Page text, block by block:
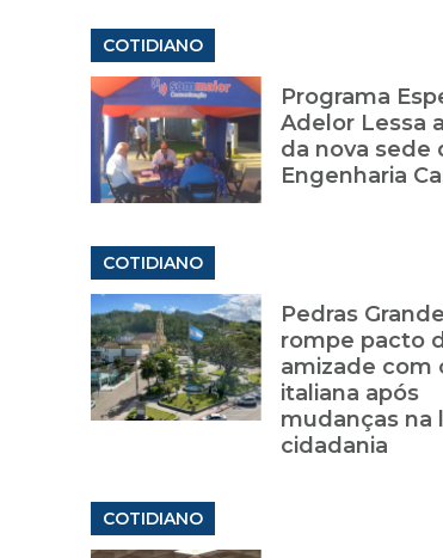
COTIDIANO
Programa
Adelor Lessa
da nova sede
Engenharia
COTIDIANO
Pedras
rompe pacto
amizade com
italiana após
mudanças na
cidadania
COTIDIANO